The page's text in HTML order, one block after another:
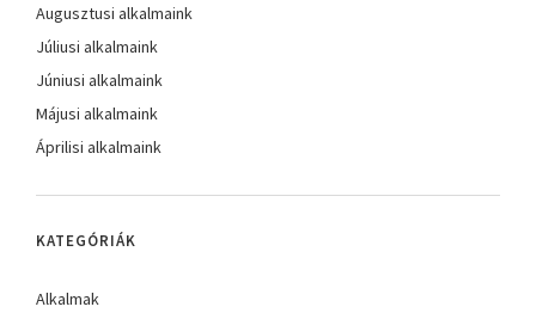
Augusztusi alkalmaink
Júliusi alkalmaink
Júniusi alkalmaink
Májusi alkalmaink
Áprilisi alkalmaink
KATEGÓRIÁK
Alkalmak